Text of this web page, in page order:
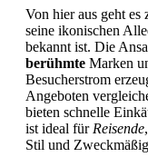
Von hier aus geht
seine ikonischen
bekannt ist. Die
berühmte Marken
Besucherstrom
Angeboten
bieten schnelle
ist ideal für Reisende
Stil und